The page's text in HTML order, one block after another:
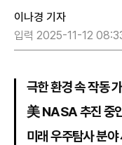
이나경 기자
입력 2025-11-12
극한 환경 속 작동
美 NASA 추진 중
미래 우주탐사 분